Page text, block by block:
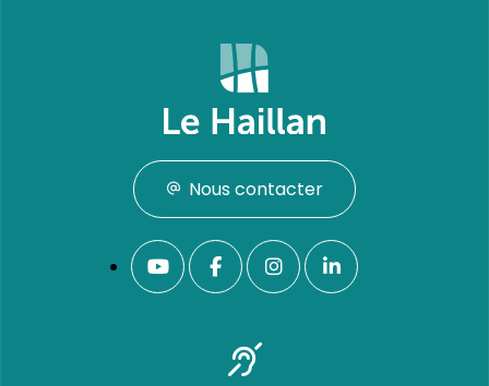
Nous contacter